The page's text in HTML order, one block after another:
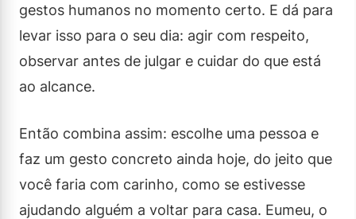
gestos humanos no momento certo. E dá para
levar isso para o seu dia: agir com respeito,
observar antes de julgar e cuidar do que está
ao alcance.
Então combina assim: escolhe uma pessoa e
faz um gesto concreto ainda hoje, do jeito que
você faria com carinho, como se estivesse
ajudando alguém a voltar para casa. Eumeu, o